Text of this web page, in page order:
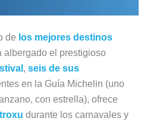
de los mejores destinos
albergado el prestigioso
, seis de sus
en la Guía Michelin (uno
con estrella), ofrece
durante los carnavales y